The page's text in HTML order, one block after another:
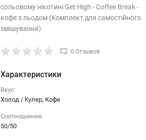
сольовому нікотині Get High - Coffee Break -
кофе з льодом (Комплект для самостійного
змішування)
0 Отзывов
Характеристики
Вкус:
Холод / Кулер, Кофе
Соотношение:
50/50